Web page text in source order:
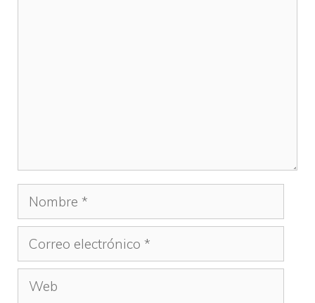
Nombre
Correo
electrónico
Web